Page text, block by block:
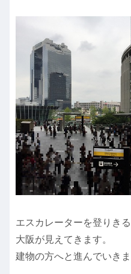
エスカレーターを登りき
大阪が見えてきます。
建物の方へと進んでいきま